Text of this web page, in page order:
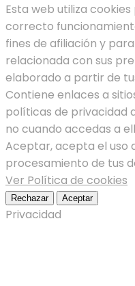
Esta web utiliza
correcto
fines de afiliación y
relacionada con sus
elaborado a partir de
Contiene enlaces a
políticas de privacidad
no cuando accedas a
Aceptar, acepta el uso
procesamiento de tus
Ver Política de cookies
Rechazar Aceptar
Privacidad